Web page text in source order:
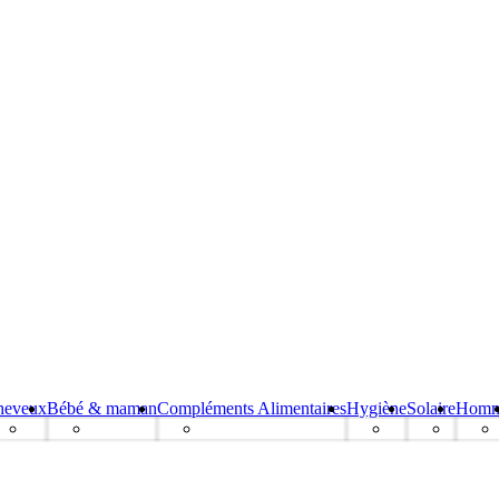
Bébé & mamanCompléments AlimentairesHygièneSolaire